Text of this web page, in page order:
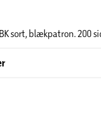
sort, blækpatron. 200